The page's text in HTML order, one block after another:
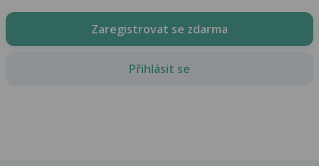
Zaregistrovat se zdarma
Přihlásit se